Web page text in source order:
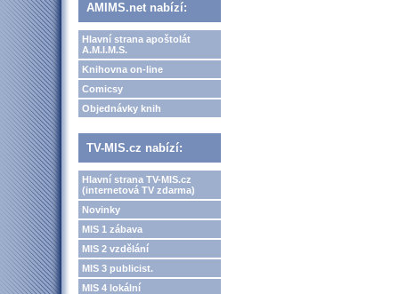
AMIMS.net nabízí:
Hlavní strana apoštolát
A.M.I.M.S.
Knihovna on-line
Comicsy
Objednávky knih
TV-MIS.cz nabízí:
Hlavní strana TV-MIS.cz
(internetová TV zdarma)
Novinky
MIS 1 zábava
MIS 2 vzdělání
MIS 3 publicist.
MIS 4 lokální